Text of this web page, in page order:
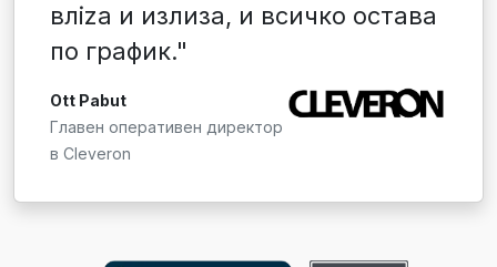
влiza и излиза, и всичко остава
по график."
Ott Pabut
Главен оперативен директор
в Cleveron